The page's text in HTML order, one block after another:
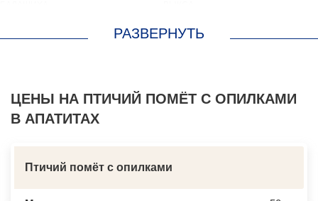
БЕЛООЗЕРСКИЙ
БОЛЬШИЕ ДВОРЫ
БОЛЬШОЕ БУНЬКОВО
БОРОДИНО
БУТОВО
ВАЛУЕВО
ВЫБОРГ
ТУАПСЕ
НАХОДКА
ОСТРОВ
ЦЕНЫ НА ПТИЧИЙ ПОМЁТ С ОПИЛКАМИ
В АПАТИТАХ
Птичий помёт с опилками